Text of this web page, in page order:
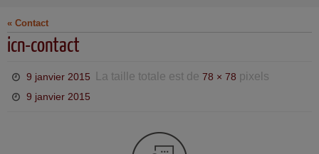
« Contact
icn-contact
9 janvier 2015 La taille totale est de78 × 78 pixels
9 janvier 2015